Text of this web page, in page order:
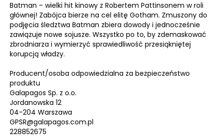
Batman – wielki hit kinowy z Robertem Pattinsonem w roli
głównej! Zabójca bierze na cel elitę Gotham. Zmuszony do
podjęcia śledztwa Batman zbiera dowody i jednocześnie
zawiązuje nowe sojusze. Wszystko po to, by zdemaskować
zbrodniarza i wymierzyć sprawiedliwość przesiąkniętej
korupcją władzy.
Producent/osoba odpowiedzialna za bezpieczeństwo
produktu
Galapagos Sp. z o.o.
Jordanowska 12
04-204 Warszawa
GPSR@galapagos.com.pl
228852675